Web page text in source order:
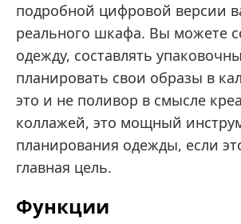
подробной цифровой версии
реального шкафа. Вы можете
одежду, составлять
планировать свои образы в
это и не поливор в смысле
коллажей, это мощный
планирования одежды, если
главная цель.
Функции